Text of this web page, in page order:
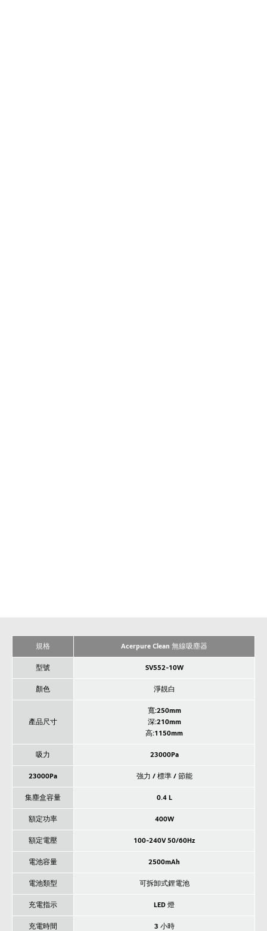
規格 Acerpure Clean 無線吸塵器
型號 SV552-10W
顏色 淨靚白
產品尺寸
寬:250mm
深:210mm
高:1150mm
吸力 23000Pa
23000Pa 強力 / 標準 / 節能
集塵盒容量 0.4 L
額定功率 400W
額定電壓 100-240V 50/60Hz
電池容量 2500mAh
電池類型 可拆卸式鋰電池
充電指示 LED 燈
充電時間 3 小時